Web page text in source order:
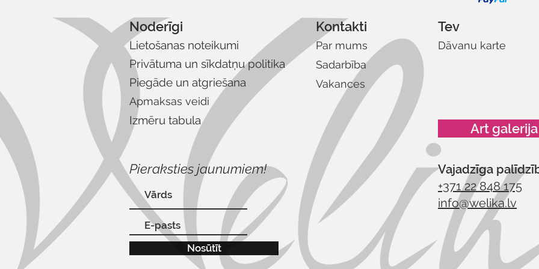
Noderīgi
Lietošanas noteikumi
Privātuma un sīkdatņu politika
Piegāde un atgriešana
Apmaksas veidi
Izmēru tabula
Kontakti
Par mums
Sadarbība
Vakances
Pieraksties jaunumiem!
Nosūtīt
Tev
Dāvanu karte
Art galerija
Vajadzīga
+371 22 848 175
info@welika.lv